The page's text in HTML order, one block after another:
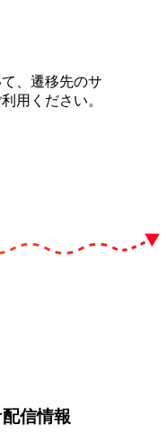
、遷移先のサ
用ください。
信情報